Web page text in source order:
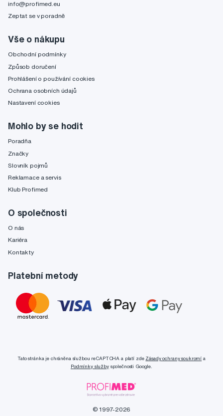
info@profimed.eu
Zeptat se v poradně
Vše o nákupu
Obchodní podmínky
Způsob doručení
Prohlášení o používání cookies
Ochrana osobních údajů
Nastavení cookies
Mohlo by se hodit
Poradňa
Značky
Slovník pojmů
Reklamace a servis
Klub Profimed
O společnosti
O nás
Kariéra
Kontakty
Platební metody
Tato stránka je chráněna službou reCAPTCHA a platí zde Zásady ochrany soukromí a
Podmínky službyspolečnosti Google.
© 1997-2026